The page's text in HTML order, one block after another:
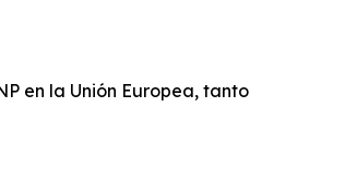
en la Unión Europea, tanto